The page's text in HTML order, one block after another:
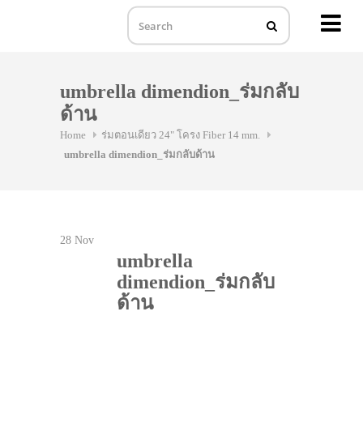
umbrella dimendion_ร่มกลับ
ด้าน
Home
ร่มตอนเดียว 24" โครง Fiber 14 mm.
umbrella dimendion_ร่มกลับด้าน
28 Nov
umbrella
dimendion_ร่มกลับ
ด้าน